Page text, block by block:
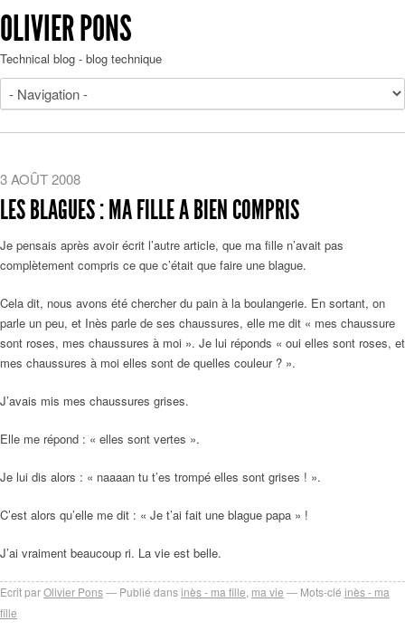
OLIVIER PONS
Technical blog - blog technique
3 AOÛT 2008
LES BLAGUES : MA FILLE A BIEN COMPRIS
Je pensais après avoir écrit l’autre article, que ma fille n’avait pas
complètement compris ce que c’était que faire une blague.
Cela dit, nous avons été chercher du pain à la boulangerie. En sortant, on
parle un peu, et Inès parle de ses chaussures, elle me dit « mes chaussure
sont roses, mes chaussures à moi ». Je lui réponds « oui elles sont roses, et
mes chaussures à moi elles sont de quelles couleur ? ».
J’avais mis mes chaussures grises.
Elle me répond : « elles sont vertes ».
Je lui dis alors : « naaaan tu t’es trompé elles sont grises ! ».
C’est alors qu’elle me dit : « Je t’ai fait une blague papa » !
J’ai vraiment beaucoup ri. La vie est belle.
Ecrit parOlivier Pons Publié dansinès - ma fille ma vie Mots-clé inès - ma
fille